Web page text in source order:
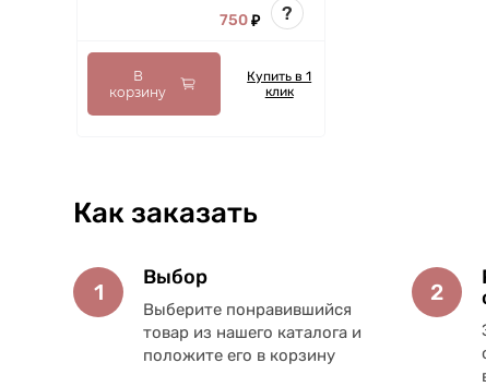
750₽ ?
В
корзину
Купить в 1
клик
Как заказать
1
Выбор
Выберите понравившийся
товар из нашего каталога и
положите его в корзину
2